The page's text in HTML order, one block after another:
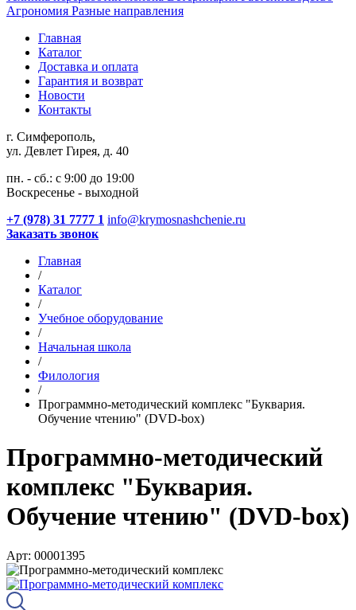
Агрономия Разные направления
Главная
Каталог
Доставка и оплата
Гарантия и возврат
Новости
Контакты
г. Симферополь,
ул. Девлет Гирея, д. 40
пн. - сб.: с 9:00 до 19:00
Воскресенье - выходной
+7 (978) 31 7777 1 info@krymosnashchenie.ru
Заказать звонок
Главная
/
Каталог
/
Учебное оборудование
/
Начальная школа
/
Филология
/
Программно-методический комплекс "Буквария.
Обучение чтению" (DVD-box)
Программно-методический
комплекс "Буквария.
Обучение чтению" (DVD-box)
Арт: 00001395